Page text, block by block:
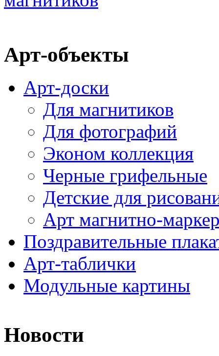
Арт-объекты
Арт-доски
Для магнитиков
Для фотографий
Эконом коллекция
Черные грифельные
Детские для
Арт магнитно-
Поздравительные
Арт-таблички
Модульные картины
Новости